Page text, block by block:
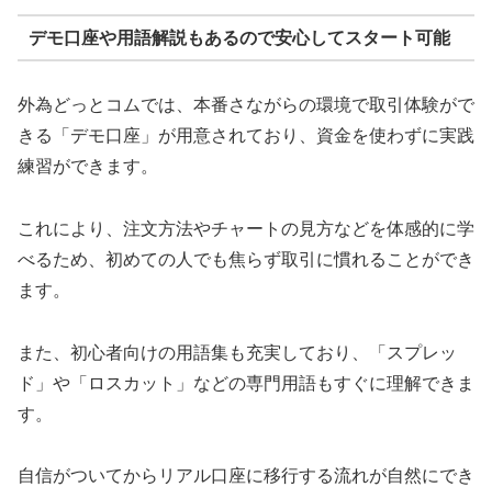
デモ口座や用語解説もあるので安心してスタート可能
外為どっとコムでは、本番さながらの環境で取引体験がで
きる「デモ口座」が用意されており、資金を使わずに実践
練習ができます。
これにより、注文方法やチャートの見方などを体感的に学
べるため、初めての人でも焦らず取引に慣れることができ
ます。
また、初心者向けの用語集も充実しており、「スプレッ
ド」や「ロスカット」などの専門用語もすぐに理解できま
す。
自信がついてからリアル口座に移行する流れが自然にでき